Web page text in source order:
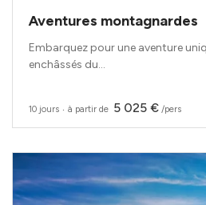
Aventures montagnardes
Embarquez pour une aventure
enchâssés du...
10 jours ‧ à partir de 5 025 € /pers